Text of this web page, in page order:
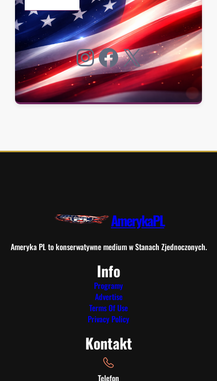
Instagram Facebook X
AmerykaPL
Ameryka PL to konserwatywne medium w Stanach Zjednoczonych.
Info
Programy
Advertise
Terms Of Use
Privacy Policy
Kontakt
Telefon